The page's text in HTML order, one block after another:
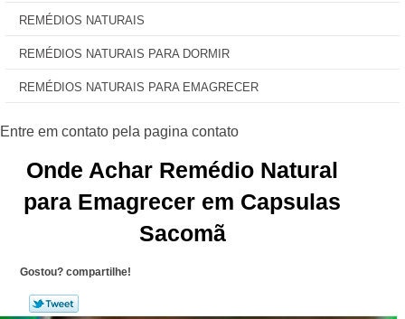
REMÉDIOS NATURAIS
REMÉDIOS NATURAIS PARA DORMIR
REMÉDIOS NATURAIS PARA EMAGRECER
Onde Achar Remédio Natural
para Emagrecer em Capsulas
Sacomã
Gostou? compartilhe!